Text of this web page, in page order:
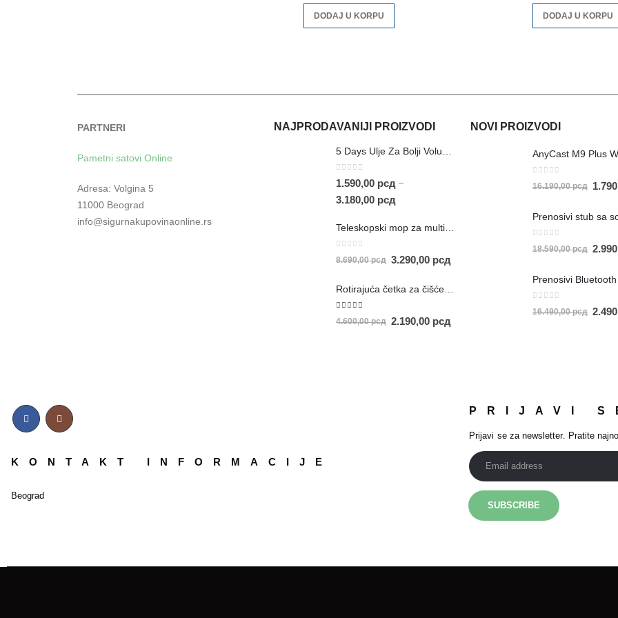
DODAJ U KORPU DODAJ U KORPU
PARTNERI
Pametni satovi Online
Adresa: Volgina 5
11000 Beograd
info@sigurnakupovinaonline.rs
NAJPRODAVANIJI PROIZVODI
0 out of 5
1.590,00 рсд –
3.180,00 рсд
8.690,00рсд 3.290,00 рсд
Rotirajuća četka za čišćenje
5.00out of 5
4.600,00рсд 2.190,00 рсд
NOVI PROIZVODI
AnyCast M9 Plus
16.190,00рсд
18.590,00рсд
16.490,00рсд
KONTAKT INFORMACIJE
Beograd
PRIJAVI
Prijavi se za newsletter. Pratite